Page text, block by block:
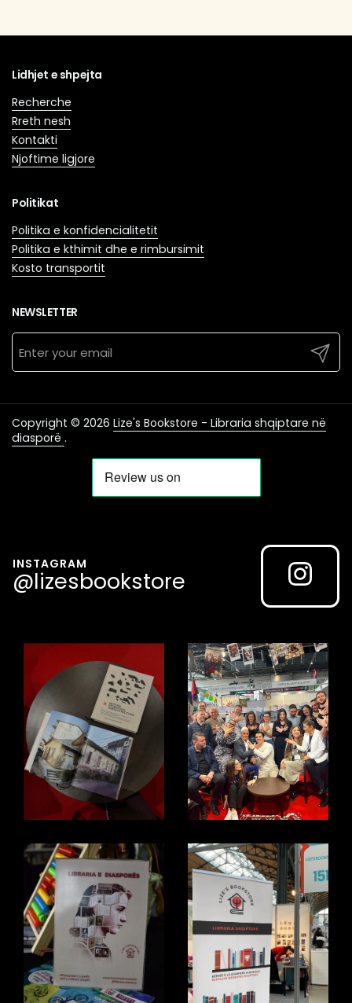
Lidhjet e shpejta
Recherche
Rreth nesh
Kontakti
Njoftime ligjore
Politikat
Politika e konfidencialitetit
Politika e kthimit dhe e rimbursimit
Kosto transportit
NEWSLETTER
Submit
Copyright © 2026 Lize's Bookstore - Libraria shqiptare në
diasporë .
INSTAGRAM
@lizesbookstore